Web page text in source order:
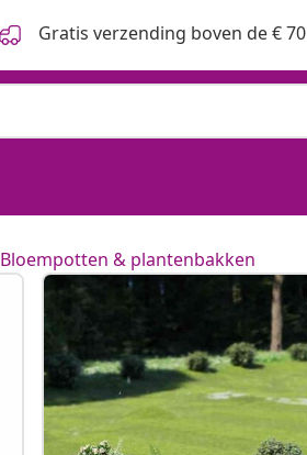
Gratis verzending boven de € 70
Bloempotten & plantenbakken